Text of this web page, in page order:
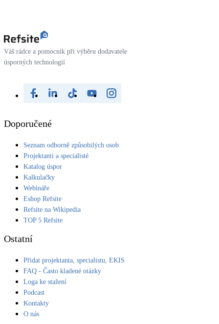
Váš rádce a pomocník při výběru dodavatele
úsporných technologií
Doporučené
Seznam odborně způsobilých osob
Projektanti a specialisté
Katalog úspor
Kalkulačky
Webináře
Eshop Refsite
Refsite na Wikipedia
TOP 5 Refsite
Ostatní
Přidat projektanta, specialistu, EKIS
FAQ - Často kladené otázky
Loga ke stažení
Podcast
Kontakty
O nás